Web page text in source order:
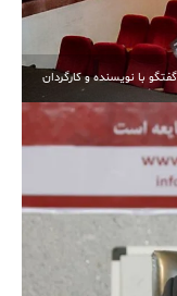
با نویسنده و کارگردان